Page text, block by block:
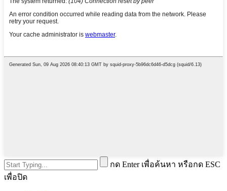
กด Enter เพื่อค้นหา หรือกด ESC
เพื่อปิด